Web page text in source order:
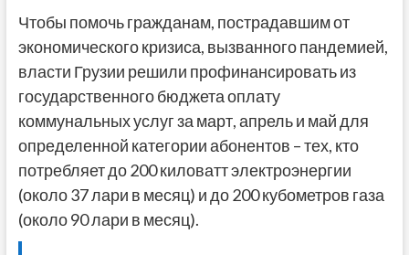
Чтобы помочь гражданам, пострадавшим от
экономического кризиса, вызванного пандемией,
власти Грузии решили профинансировать из
государственного бюджета оплату
коммунальных услуг за март, апрель и май для
определенной категории абонентов – тех, кто
потребляет до 200 киловатт электроэнергии
(около 37 лари в месяц) и до 200 кубометров газа
(около 90 лари в месяц).